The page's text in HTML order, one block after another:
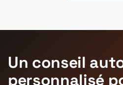
Un conseil
personnalisé